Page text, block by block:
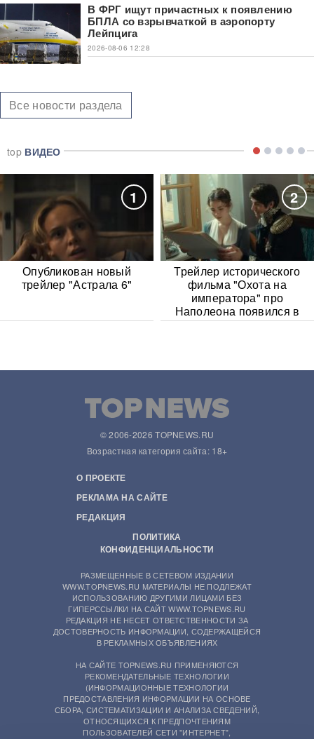
В ФРГ ищут причастных к появлению
БПЛА со взрывчаткой в аэропорту
Лейпцига
2026-08-06 12:28
Все новости раздела
top ВИДЕО
1
Опубликован новый
трейлер "Астрала 6"
2
Трейлер исторического
фильма "Охота на
императора" про
Наполеона появился в
Сети
© 2006-2026 TOPNEWS.RU
Возрастная категория сайта: 18+
О ПРОЕКТЕ
РЕКЛАМА НА САЙТЕ
РЕДАКЦИЯ
ПОЛИТИКА
КОНФИДЕНЦИАЛЬНОСТИ
РАЗМЕЩЕННЫЕ В СЕТЕВОМ ИЗДАНИИ
WWW.TOPNEWS.RU МАТЕРИАЛЫ НЕ ПОДЛЕЖАТ
ИСПОЛЬЗОВАНИЮ ДРУГИМИ ЛИЦАМИ БЕЗ
ГИПЕРССЫЛКИ НА САЙТ WWW.TOPNEWS.RU
РЕДАКЦИЯ НЕ НЕСЕТ ОТВЕТСТВЕННОСТИ ЗА
ДОСТОВЕРНОСТЬ ИНФОРМАЦИИ, СОДЕРЖАЩЕЙСЯ
В РЕКЛАМНЫХ ОБЪЯВЛЕНИЯХ
НА САЙТЕ TOPNEWS.RU ПРИМЕНЯЮТСЯ
РЕКОМЕНДАТЕЛЬНЫЕ ТЕХНОЛОГИИ
(ИНФОРМАЦИОННЫЕ ТЕХНОЛОГИИ
ПРЕДОСТАВЛЕНИЯ ИНФОРМАЦИИ НА ОСНОВЕ
СБОРА, СИСТЕМАТИЗАЦИИ И АНАЛИЗА СВЕДЕНИЙ,
ОТНОСЯЩИХСЯ К ПРЕДПОЧТЕНИЯМ
ПОЛЬЗОВАТЕЛЕЙ СЕТИ "ИНТЕРНЕТ",